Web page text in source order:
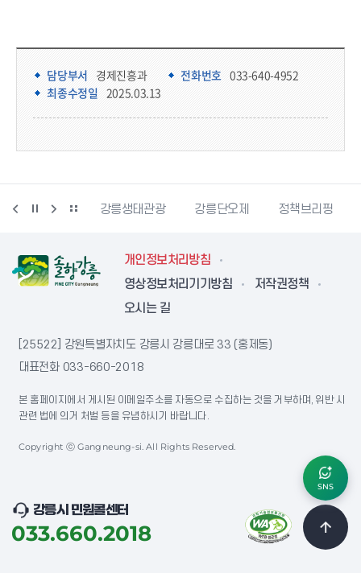
담당부서 정보
담당부서 경제진흥과 전화번호 033-640-4952
최종수정일 2025.03.13
동물사랑센터 강릉생태관광 강릉단오제 정책브리핑
개인정보처리방침
영상정보처리기기방침
저작권정책
오시는 길
[25522] 강원특별자치도 강릉시 강릉대로 33 (홍제동)
대표전화 033-660-2018
본 홈페이지에서 게시된 이메일주소를 자동으로 수집하는 것을 거부하며, 위반 시
관련 법에 의거 처벌 등을 유념하시기 바랍니다.
Copyright ⓒ Gangneung-si. All Rights Reserved.
강릉시 민원콜센터
033.660.2018
SNS